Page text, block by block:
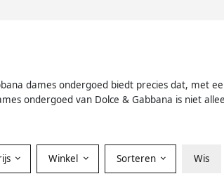
dames ondergoed biedt precies dat, met
ondergoed van Dolce & Gabbana is niet
Winkel Sorteren Wis